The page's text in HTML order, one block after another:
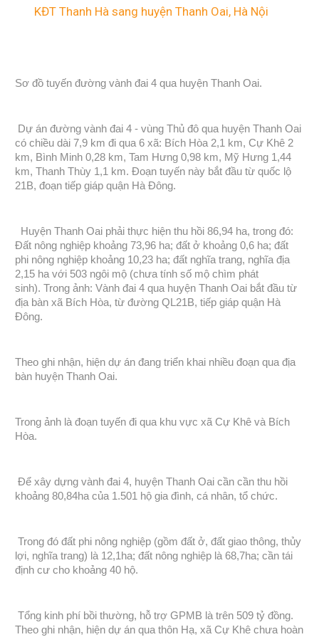
KĐT Thanh Hà sang huyện Thanh Oai, Hà Nội
Sơ đồ tuyến đường vành đai 4 qua huyện Thanh Oai.
Dự án đường vành đai 4 - vùng Thủ đô qua huyện Thanh Oai
có chiều dài 7,9 km đi qua 6 xã: Bích Hòa 2,1 km, Cự Khê 2
km, Bình Minh 0,28 km, Tam Hưng 0,98 km, Mỹ Hưng 1,44
km, Thanh Thùy 1,1 km. Đoạn tuyến này bắt đầu từ quốc lộ
21B, đoạn tiếp giáp quận Hà Đông.
Huyện Thanh Oai phải thực hiện thu hồi 86,94 ha, trong đó:
Đất nông nghiệp khoảng 73,96 ha; đất ở khoảng 0,6 ha; đất
phi nông nghiệp khoảng 10,23 ha; đất nghĩa trang, nghĩa địa
2,15 ha với 503 ngôi mộ (chưa tính số mộ chìm phát
sinh). Trong ảnh: Vành đai 4 qua huyện Thanh Oai bắt đầu từ
địa bàn xã Bích Hòa, từ đường QL21B, tiếp giáp quận Hà
Đông.
Theo ghi nhận, hiện dự án đang triển khai nhiều đoạn qua địa
bàn huyện Thanh Oai.
Trong ảnh là đoạn tuyến đi qua khu vực xã Cự Khê và Bích
Hòa.
Để xây dựng vành đai 4, huyện Thanh Oai cần cần thu hồi
khoảng 80,84ha của 1.501 hộ gia đình, cá nhân, tổ chức.
Trong đó đất phi nông nghiệp (gồm đất ở, đất giao thông, thủy
lợi, nghĩa trang) là 12,1ha; đất nông nghiệp là 68,7ha; cần tái
định cư cho khoảng 40 hộ.
Tổng kinh phí bồi thường, hỗ trợ GPMB là trên 509 tỷ đồng.
Theo ghi nhận, hiện dự án qua thôn Hạ, xã Cự Khê chưa hoàn